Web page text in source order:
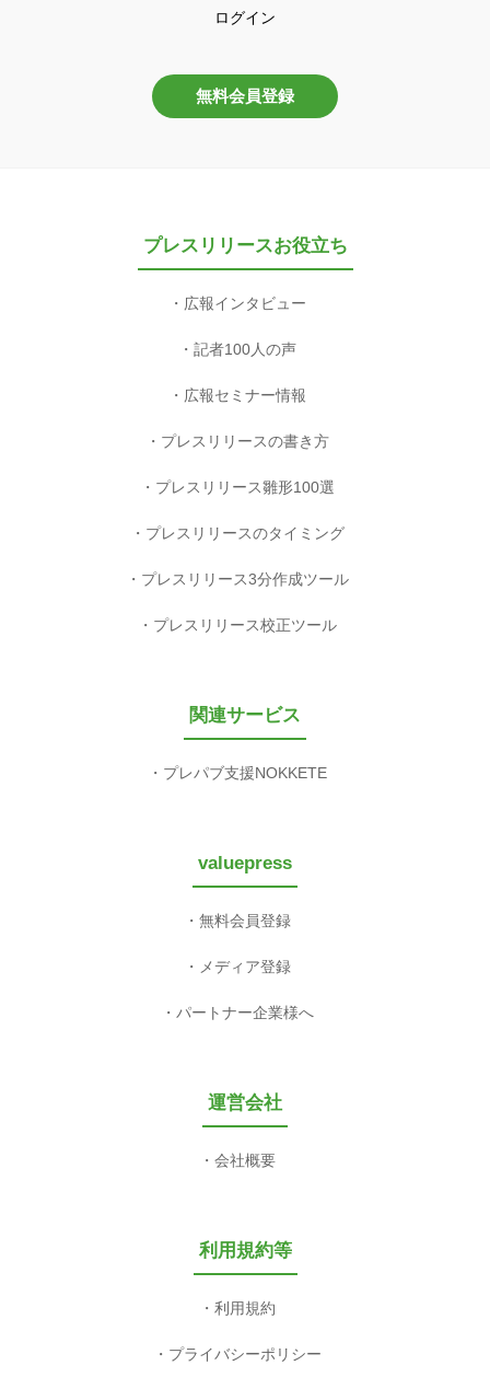
ログイン
無料会員登録
プレスリリースお役立ち
広報インタビュー
記者100人の声
広報セミナー情報
プレスリリースの書き方
プレスリリース雛形100選
プレスリリースのタイミング
プレスリリース3分作成ツール
プレスリリース校正ツール
関連サービス
プレパブ支援NOKKETE
valuepress
無料会員登録
メディア登録
パートナー企業様へ
運営会社
会社概要
利用規約等
利用規約
プライバシーポリシー